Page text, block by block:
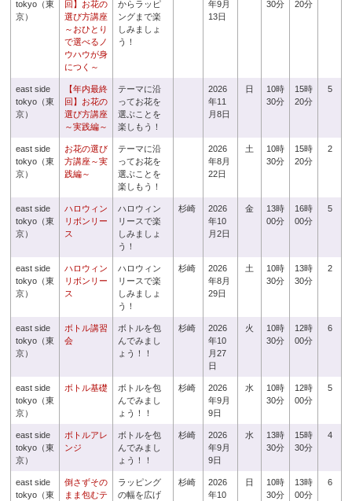
tokyo（東
京）
回】お花の
選び方講座
～おひとり
で選べるノ
ウハウが身
につく～
からラッピ
ングまで楽
しみましょ
う！
年9月
13日
30分
20分
east side
tokyo（東
京）
【年内最終
回】お花の
選び方講座
～実践編～
テーマに沿
ってお花を
選ぶことを
楽しもう！
2026
年11
月8日
日
10時
30分
15時
20分
5
east side
tokyo（東
京）
お花の選び
方講座～実
践編～
テーマに沿
ってお花を
選ぶことを
楽しもう！
2026
年8月
22日
土
10時
30分
15時
20分
2
east side
tokyo（東
京）
ハロウィン
リボンリー
ス
ハロウィン
リースで楽
しみましょ
う！
杉崎
2026
年10
月2日
金
13時
00分
16時
00分
5
east side
tokyo（東
京）
ハロウィン
リボンリー
ス
ハロウィン
リースで楽
しみましょ
う！
杉崎
2026
年8月
29日
土
10時
30分
13時
30分
2
east side
tokyo（東
京）
ボトル講習
会
ボトルを包
んでみまし
ょう！！
杉崎
2026
年10
月27
日
火
10時
30分
12時
00分
6
east side
tokyo（東
京）
ボトル基礎
ボトルを包
んでみまし
ょう！！
杉崎
2026
年9月
9日
水
10時
30分
12時
00分
5
east side
tokyo（東
京）
ボトルアレ
ンジ
ボトルを包
んでみまし
ょう！！
杉崎
2026
年9月
9日
水
13時
30分
15時
30分
4
east side
tokyo（東
倒さずその
まま包むテ
ラッピング
の幅を広げ
杉崎
2026
年10
日
10時
30分
13時
00分
6